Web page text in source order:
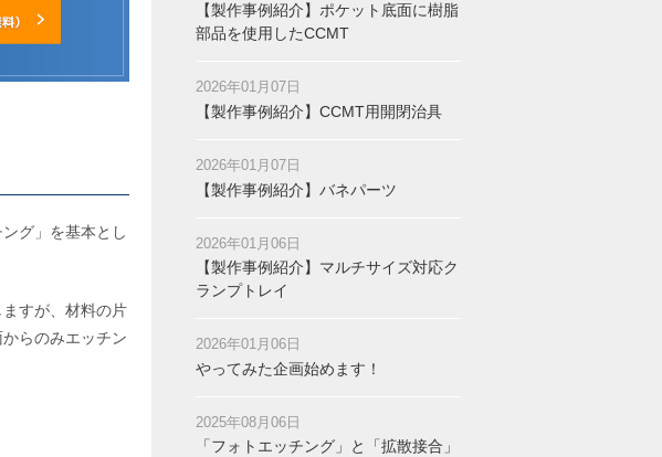
グ」を基本とし
すが、材料の片
らのみエッチン
【製作事例紹介】ポケット底面に樹脂
部品を使用したCCMT
2026年01月07日
【製作事例紹介】CCMT用開閉治具
2026年01月07日
【製作事例紹介】バネパーツ
2026年01月06日
【製作事例紹介】マルチサイズ対応ク
ランプトレイ
2026年01月06日
やってみた企画始めます！
2025年08月06日
「フォトエッチング」と「拡散接合」